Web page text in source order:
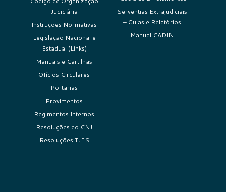
Judiciária
Instruções Normativas
Legislação Nacional e
Estadual (Links)
Manuais e Cartilhas
Ofícios Circulares
Portarias
Provimentos
Regimentos Internos
Resoluções do CNJ
Resoluções TJES
Serventias Extrajudiciais
– Guias e Relatórios
Manual CADIN